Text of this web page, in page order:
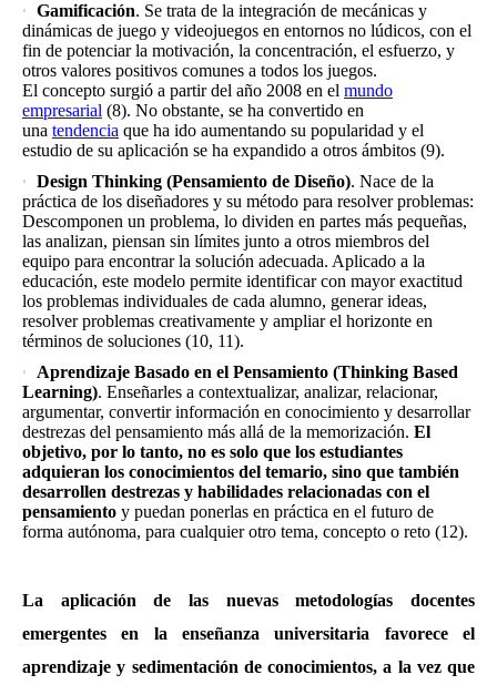
Gamificación. Se trata de la integración de mecánicas y
dinámicas de juego y videojuegos en entornos no lúdicos, con el
fin de potenciar la motivación, la concentración, el esfuerzo, y
otros valores positivos comunes a todos los juegos.
El concepto surgió a partir del año 2008 en el mundo
empresarial (8). No obstante, se ha convertido en
una tendencia que ha ido aumentando su popularidad y el
estudio de su aplicación se ha expandido a otros ámbitos (9).
Design Thinking (Pensamiento de Diseño). Nace de la
práctica de los diseñadores y su método para resolver problemas:
Descomponen un problema, lo dividen en partes más pequeñas,
las analizan, piensan sin límites junto a otros miembros del
equipo para encontrar la solución adecuada. Aplicado a la
educación, este modelo permite identificar con mayor exactitud
los problemas individuales de cada alumno, generar ideas,
resolver problemas creativamente y ampliar el horizonte en
términos de soluciones (10, 11).
Aprendizaje Basado en el Pensamiento (Thinking Based
Learning). Enseñarles a contextualizar, analizar, relacionar,
argumentar, convertir información en conocimiento y desarrollar
destrezas del pensamiento más allá de la memorización. El
objetivo, por lo tanto, no es solo que los estudiantes
adquieran los conocimientos del temario, sino que también
desarrollen destrezas y habilidades relacionadas con el
pensamiento y puedan ponerlas en práctica en el futuro de
forma autónoma, para cualquier otro tema, concepto o reto (12).
La aplicación de las nuevas metodologías docentes
emergentes en la enseñanza universitaria favorece el
aprendizaje y sedimentación de conocimientos, a la vez que